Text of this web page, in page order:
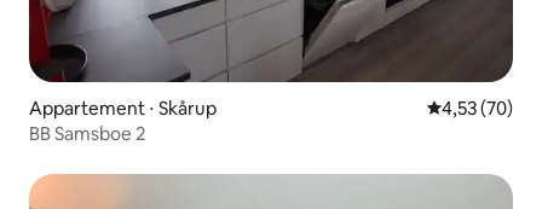
Appartement ⋅ Skårup Évaluation
4,53 (70)
BB Samsboe 2